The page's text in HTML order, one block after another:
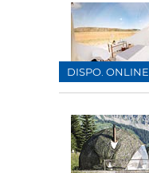
DISPO. ONLINE